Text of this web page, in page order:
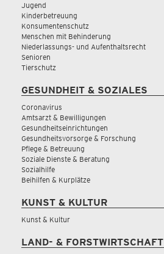
Jugend
Kinderbetreuung
Konsumentenschutz
Menschen mit Behinderung
Niederlassungs- und Aufenthaltsrecht
Senioren
Tierschutz
GESUNDHEIT & SOZIALES
Coronavirus
Amtsarzt & Bewilligungen
Gesundheitseinrichtungen
Gesundheitsvorsorge & Forschung
Pflege & Betreuung
Soziale Dienste & Beratung
Sozialhilfe
Beihilfen & Kurplätze
KUNST & KULTUR
Kunst & Kultur
LAND- & FORSTWIRTSCHAFT